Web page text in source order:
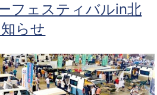
フェスティバルin北
らせ